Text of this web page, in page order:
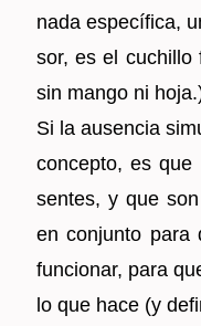
nada es­pe­cí­fi­ca,
sor, es el cu­chi­llo
sin mango ni
Si la au­sen­cia
con­cep­to, es
sen­tes, y que
en con­jun­to para
fun­cio­nar, para
lo que hace (y